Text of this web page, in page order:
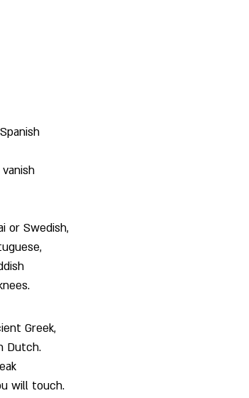
or Swedish,
Greek,
Dutch.
will touch.